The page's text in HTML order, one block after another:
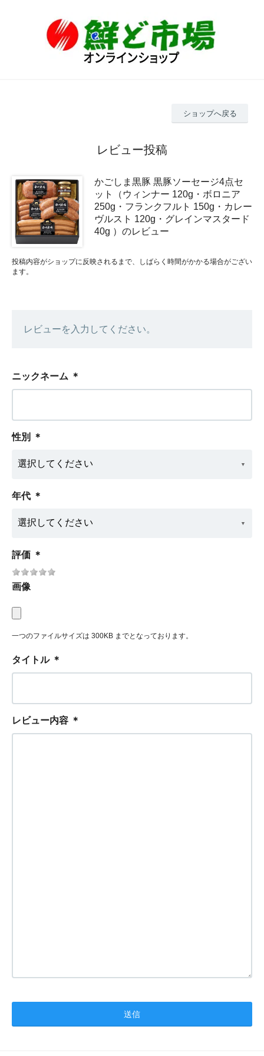
ショップへ戻る
レビュー投稿
かごしま黒豚 黒豚ソーセージ4点セ
ット（ウィンナー 120g・ボロニア
250g・フランクフルト 150g・カレー
ヴルスト 120g・グレインマスタード
40g ）のレビュー
投稿内容がショップに反映されるまで、しばらく時間がかかる場合がござい
ます。
レビューを入力してください。
ニックネーム ＊
性別 ＊
年代 ＊
評価 ＊
画像
一つのファイルサイズは 300KB までとなっております。
タイトル ＊
レビュー内容 ＊